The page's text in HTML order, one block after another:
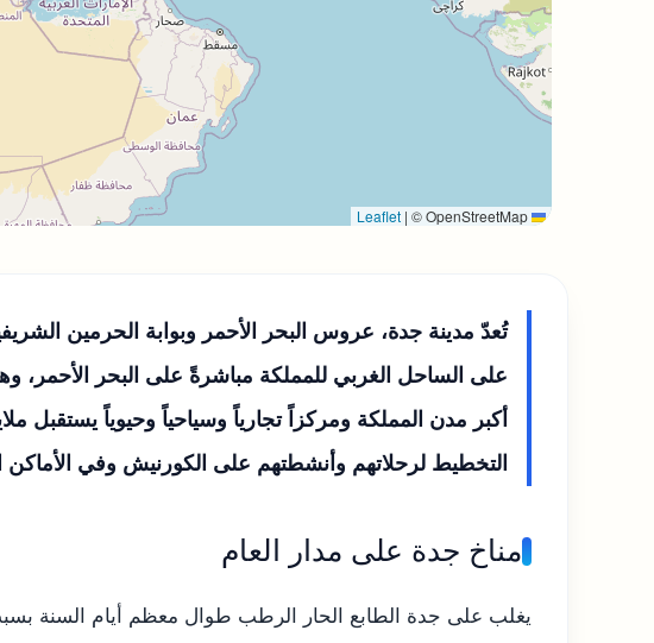
| © OpenStreetMap
تُعدّ مدينة جدة، عروس البحر الأحمر وبوابة الحرمين
على الساحل الغربي للمملكة مباشرةً على البحر الأحمر،
أكبر مدن المملكة ومركزاً تجارياً وسياحياً وحيوياً يستقبل
التخطيط لرحلاتهم وأنشطتهم على الكورنيش وفي الأماكن
مناخ جدة على مدار العام
يغلب على جدة الطابع الحار الرطب طوال معظم أيام السنة